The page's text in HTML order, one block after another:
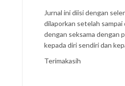
Jurnal ini diisi dengan
dilaporkan setelah sampai
dengan seksama dengan
kepada diri sendiri dan
Terimakasih